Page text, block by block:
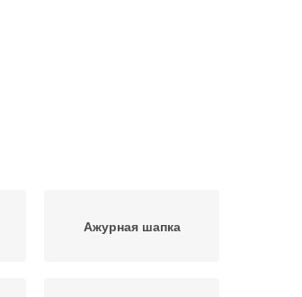
Ажурная шапка